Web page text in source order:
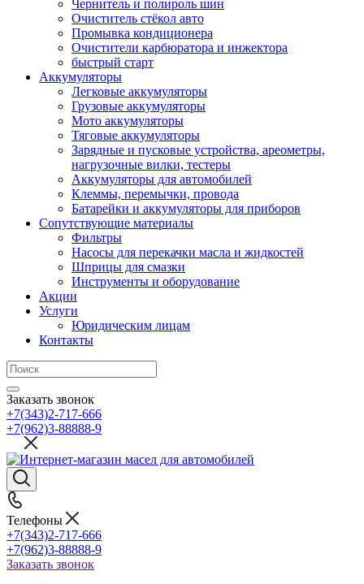
Чернитель и полироль шин
Очиститель стёкол авто
Промывка кондиционера
Очистители карбюратора и инжектора
быстрый старт
Аккумуляторы
Легковые аккумуляторы
Грузовые аккумуляторы
Мото аккумуляторы
Тяговые аккумуляторы
Зарядные и пусковые устройства, ареометры,
нагрузочные вилки, тестеры
Аккумуляторы для автомобилей
Клеммы, перемычки, провода
Батарейки и аккумуляторы для приборов
Сопутствующие материалы
Фильтры
Насосы для перекачки масла и жидкостей
Шприцы для смазки
Инструменты и оборудование
Акции
Услуги
Юридическим лицам
Контакты
Заказать звонок
+7(343)2-717-666
+7(962)3-88888-9
Телефоны
+7(343)2-717-666
+7(962)3-88888-9
Заказать звонок